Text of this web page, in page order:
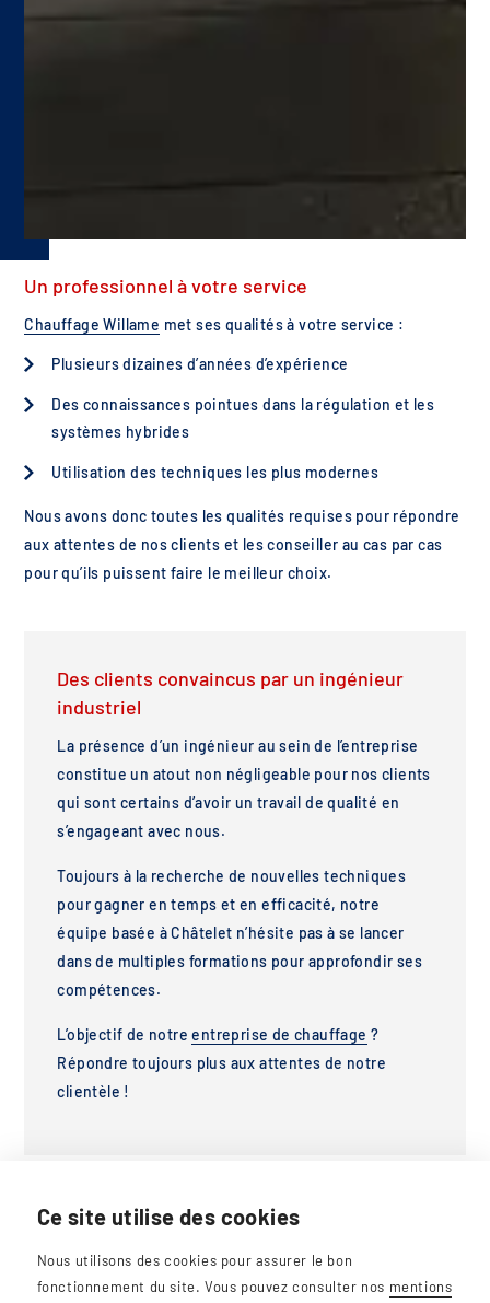
Un professionnel à votre service
Chauffage Willame met ses qualités à votre service :
Plusieurs dizaines d’années d’expérience
Des connaissances pointues dans la régulation et les
systèmes hybrides
Utilisation des techniques les plus modernes
Nous avons donc toutes les qualités requises pour répondre
aux attentes de nos clients et les conseiller au cas par cas
pour qu’ils puissent faire le meilleur choix.
Des clients convaincus par un ingénieur
industriel
La présence d’un ingénieur au sein de l’entreprise
constitue un atout non négligeable pour nos clients
qui sont certains d’avoir un travail de qualité en
s’engageant avec nous.
Toujours à la recherche de nouvelles techniques
pour gagner en temps et en efficacité, notre
équipe basée à Châtelet n’hésite pas à se lancer
dans de multiples formations pour approfondir ses
compétences.
L’objectif de notreentreprise de chauffage ?
Répondre toujours plus aux attentes de notre
clientèle !
Ce site utilise des cookies
Nous utilisons des cookies pour assurer le bon
fonctionnement du site. Vous pouvez consulter nos mentions